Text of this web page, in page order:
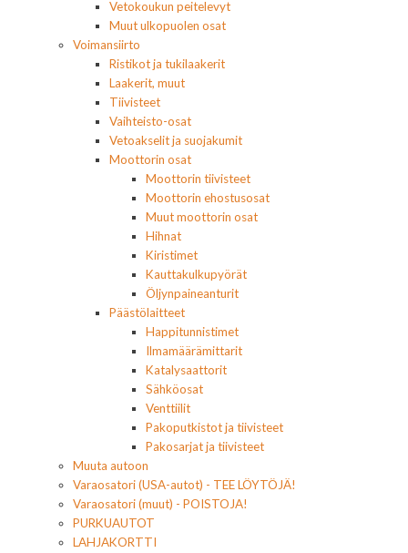
Vetokoukun peitelevyt
Muut ulkopuolen osat
Voimansiirto
Ristikot ja tukilaakerit
Laakerit, muut
Tiivisteet
Vaihteisto-osat
Vetoakselit ja suojakumit
Moottorin osat
Moottorin tiivisteet
Moottorin ehostusosat
Muut moottorin osat
Hihnat
Kiristimet
Kauttakulkupyörät
Öljynpaineanturit
Päästölaitteet
Happitunnistimet
Ilmamäärämittarit
Katalysaattorit
Sähköosat
Venttiilit
Pakoputkistot ja tiivisteet
Pakosarjat ja tiivisteet
Muuta autoon
Varaosatori (USA-autot) - TEE LÖYTÖJÄ!
Varaosatori (muut) - POISTOJA!
PURKUAUTOT
LAHJAKORTTI